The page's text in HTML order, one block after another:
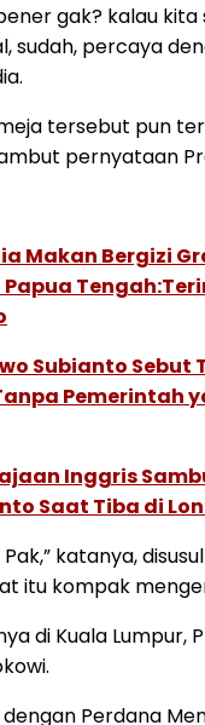
gak? kalau
sudah, percaya
tersebut pun
pernyataan
Makan Bergizi
Subianto Sebut
Pemerintah
Inggris
Saat Tiba di
katanya,
itu kompak
di Kuala Lumpur,
Perdana